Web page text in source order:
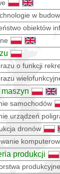
w
obiektów
o funkcji
samochodów
urządzeń
dronów
produkcji